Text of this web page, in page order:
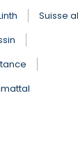
Suisse